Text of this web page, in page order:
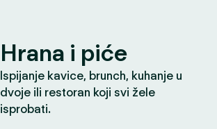
Hrana i piće
Ispijanje kavice, brunch, kuhanje u
dvoje ili restoran koji svi žele
isprobati.